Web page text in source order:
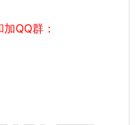
QQ群：